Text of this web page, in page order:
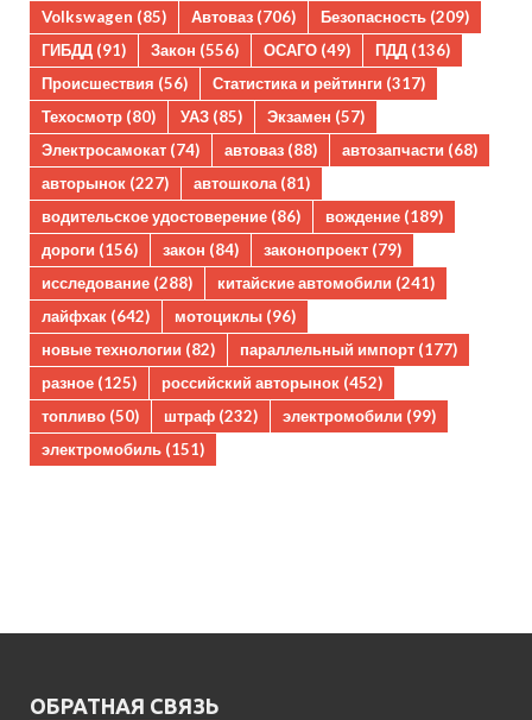
Volkswagen (85) Автоваз (706) Безопасность (209)
ГИБДД (91) Закон (556) ОСАГО (49) ПДД (136)
Происшествия (56) Статистика и рейтинги (317)
Техосмотр (80) УАЗ (85) Экзамен (57)
Электросамокат (74) автоваз (88) автозапчасти (68)
авторынок (227) автошкола(81)
водительское удостоверение (86) вождение (189)
дороги (156) закон (84) законопроект (79)
исследование (288) китайские автомобили (241)
лайфхак (642) мотоциклы (96)
новые технологии (82) параллельный импорт (177)
разное (125) российский авторынок (452)
топливо (50) штраф (232) электромобили (99)
электромобиль (151)
ОБРАТНАЯ СВЯЗЬ